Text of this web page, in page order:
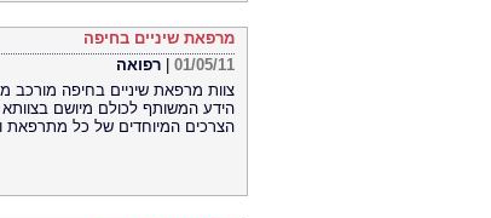
מרפאת שיניים בחיפה
01/05/11
רפואה
צוות מרפאת שיניים בחיפה מורכב
הידע המשותף לכולם מיושם בצוותא
הצרכים המיוחדים של כל מתרפאת